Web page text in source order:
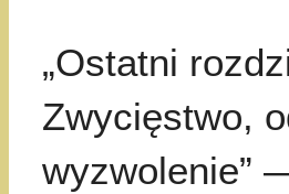
„Ostatni
Zwycięstwo,
wyzwolenie”